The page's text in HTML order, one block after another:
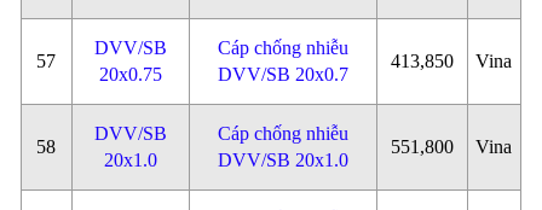
57
DVV/SB
20x0.75
Cáp chống nhiễu
DVV/SB 20x0.7
413,850 Vina
58
DVV/SB
20x1.0
Cáp chống nhiễu
DVV/SB 20x1.0
551,800 Vina